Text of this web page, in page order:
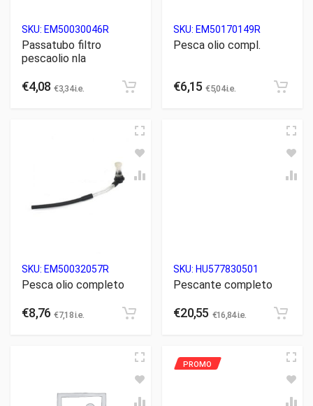
SKU: EM50030046R
Passatubo filtro
pescaolio nla
€4,08 €3,34i.e.
SKU: EM50170149R
Pesca olio compl.
€6,15 €5,04i.e.
SKU: EM50032057R
Pesca olio completo
€8,76 €7,18i.e.
SKU: HU577830501
Pescante completo
€20,55 €16,84i.e.